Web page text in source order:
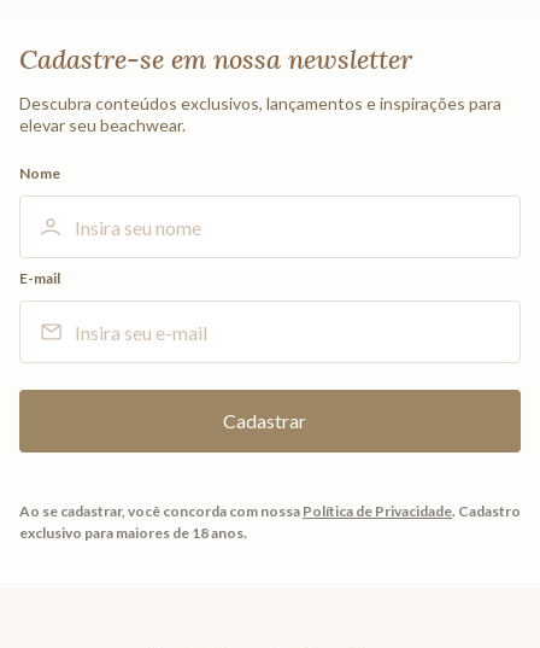
Cadastre-se em nossa newsletter
Descubra conteúdos exclusivos, lançamentos e inspirações para
elevar seu beachwear.
Nome
E-mail
Ao se cadastrar, você concorda com nossa Política de Privacidade. Cadastro
exclusivo para maiores de 18 anos.